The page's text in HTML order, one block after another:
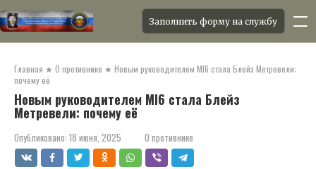
контенту
Заполнить форму на службу
Главная ★ О противнике ★ Новым руководителем MI6 стала Блейз Метревели:
почему её
Новым руководителем MI6 стала Блейз
Метревели: почему её
Опубликовано: 18 июня, 2025 О противнике